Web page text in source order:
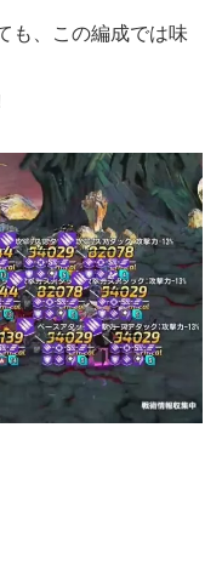
も、この編成では味